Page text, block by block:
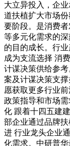
大立异投入，企
道扶植扩大市场
要阶段。是消费
等多元化需求的
的目的成长。行
成为支流选择 消
计谋决策供给参
案及计谋决策支
愿获取更多行业
政策指导和市场
化 跟着十四五建
部企业通过品牌
进 行业龙头企业
化需求。中研普